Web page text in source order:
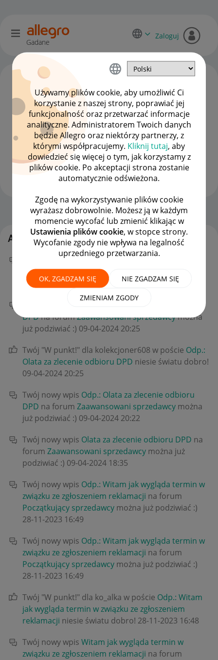
Używamy plików cookie, aby umożliwić Ci
korzystanie z naszej strony, poprawiać jej
funkcjonalność oraz przetwarzać informacje
analityczne. Administratorem Twoich danych
będzie Allegro oraz niektórzy partnerzy, z
którymi współpracujemy. Kliknij tutaj, aby
dowiedzieć się więcej o tym, jak korzystamy z
plików cookie. Po akceptacji strona zostanie
automatycznie odświeżona.
Zgodę na wykorzystywanie plików cookie
wyrażasz dobrowolnie. Możesz ją w każdym
momencie wycofać lub zmienić klikając w
Ustawienia plików cookie, w stopce strony.
Wycofanie zgody nie wpływa na legalność
uprzedniego przetwarzania.
OK, ZGADZAM SIĘ NIE ZGADZAM SIĘ
ZMIENIAM ZGODY
Gadane
Zaloguj
firmowo1
#8 Zapaleniec
Strona Główna OPCJE
Aktywność firmowo1
Twój nowy wpis
Zwrot pyowaru przyszedł 17 po
zgłoszeniuna forumZaawansowani sprzedawcy
można już podziwiać :)‎28-05-2024 14:23
DPDna forumZaawansowani sprzedawcymożna
już podziwiać :) ‎09-04-2024 20:25
Twój "W punkt!" dla kolekcjoner608 w poście Odp.:
Olata za zlecenie odbioru DPD niesie światu dobro!
‎09-04-2024 20:25
Twój nowy wpis Odp.: Olata za zlecenie odbioru
DPD na forum Zaawansowani sprzedawcy można
już podziwiać :) ‎09-04-2024 20:22
Twój nowy wpis Olata za zlecenie odbioru DPD na
forum Zaawansowani sprzedawcy można już
podziwiać :) ‎09-04-2024 18:35
Twój nowy wpis Odp.: Witam jak wygląda termin w
związku ze zgłoszeniem reklamacji na forum
Początkujący sprzedawcy można już podziwiać :)
‎28-11-2023 16:49
Twój nowy wpis Odp.: Witam jak wygląda termin w
związku ze zgłoszeniem reklamacji na forum
Początkujący sprzedawcy można już podziwiać :)
‎28-11-2023 16:49
Twój "W punkt!" dla ko_alka w poście Odp.: Witam
jak wygląda termin w związku ze zgłoszeniem
reklamacji niesie światu dobro! ‎28-11-2023 16:48
Twój nowy wpis Witam jak wygląda termin w
związku ze zgłoszeniem reklamacji na forum